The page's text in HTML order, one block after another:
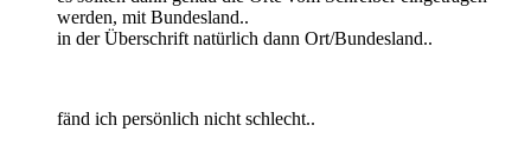
werden, mit Bundesland..
in der Überschrift natürlich dann Ort/Bundesland..
fänd ich persönlich nicht schlecht..